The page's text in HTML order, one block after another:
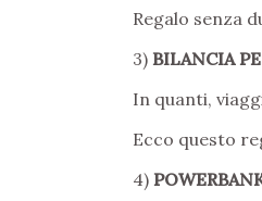
Regalo senza
3) BILANCIA
In quanti,
Ecco questo
4)